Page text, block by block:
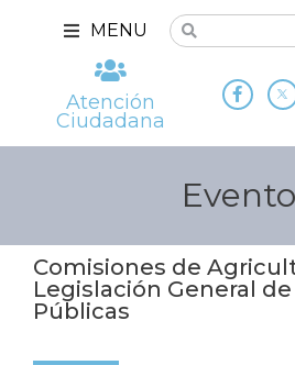
MENU
Atención
Ciudadana
Comisiones de
Legislación General de
Públicas